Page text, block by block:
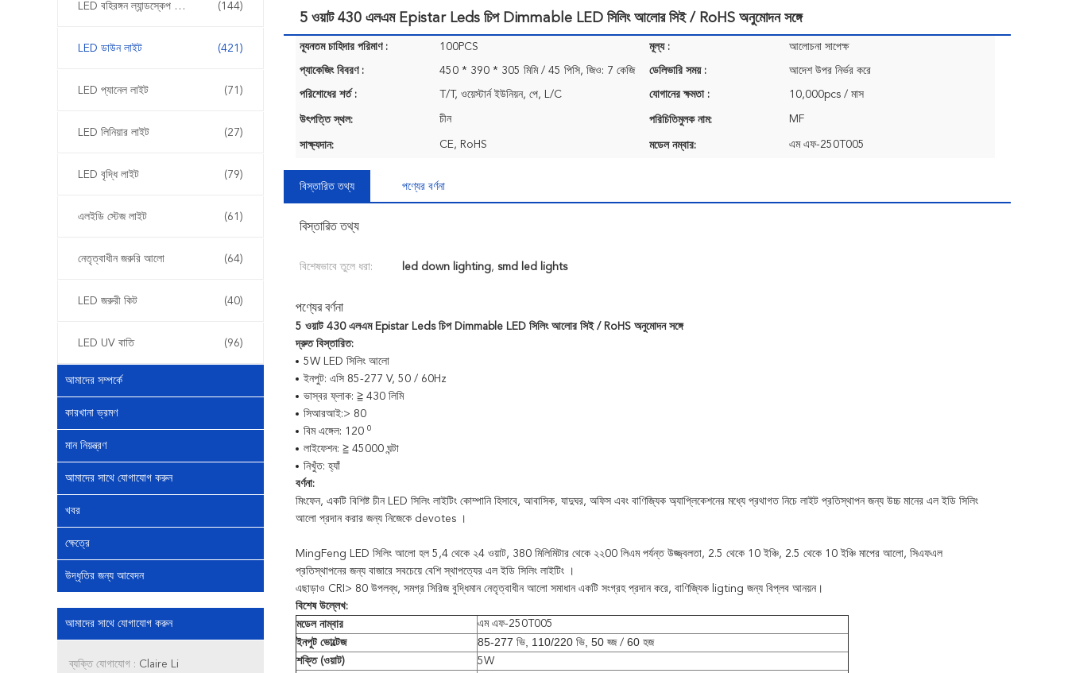
LED বহিরঙ্গন ল্যান্ডস্কেপ আলোর (144)
LED ডাউন লাইট (421)
LED প্যানেল লাইট (71)
LED লিনিয়ার লাইট (27)
LED বৃদ্ধি লাইট (79)
এলইডি স্টেজ লাইট (61)
নেতৃত্বাধীন জরুরি আলো (64)
LED জরুরী কিট (40)
LED UV বাতি (96)
আমাদের সম্পর্কে
কারখানা ভ্রমণ
মান নিয়ন্ত্রণ
আমাদের সাথে যোগাযোগ করুন
খবর
ক্ষেত্রে
উদ্ধৃতির জন্য আবেদন
আমাদের সাথে যোগাযোগ করুন
ব্যক্তি যোগাযোগ : Claire Li
5 ওয়াট 430 এলএম Epistar Leds চিপ Dimmable LED সিলিং আলোর সিই / RoHS অনুমোদন সঙ্গে
ন্যূনতম চাহিদার পরিমাণ : 100PCS মূল্য : আলোচনা সাপেক্ষ
প্যাকেজিং বিবরণ : 450 * 390 * 305 মিমি / 45 পিসি, জিও: 7 কেজি ডেলিভারি সময় : আদেশ উপর নির্ভর করে
পরিশোধের শর্ত : T/T, ওয়েস্টার্ন ইউনিয়ন, পে, L/C যোগানের ক্ষমতা : 10,000pcs / মাস
উৎপত্তি স্থল: চীন পরিচিতিমুলক নাম: MF
সাক্ষ্যদান: CE, RoHS মডেল নম্বার: এম এফ-250T005
বিস্তারিত তথ্য পণ্যের বর্ণনা
বিস্তারিত তথ্য
বিশেষভাবে তুলে ধরা: led down lighting,smd led lights
পণ্যের বর্ণনা
5 ওয়াট 430 এলএম Epistar Leds চিপ Dimmable LED সিলিং আলোর সিই / RoHS অনুমোদন সঙ্গে
দ্রুত বিস্তারিত:
5W LED সিলিং আলো
ইনপুট: এসি 85-277 V, 50 / 60Hz
ভাস্বর ফ্লাক: ≧ 430 লিমি
সিআরআই:> 80
বিম এঙ্গেল: 120 0
লাইফেশন: ≧ 45000 ঘন্টা
নিখুঁত: হ্যাঁ
বর্ণনা:
মিংফেন, একটি বিশিষ্ট চীন LED সিলিং লাইটিং কোম্পানি হিসাবে, আবাসিক, যাদুঘর, অফিস এবং বাণিজ্যিক অ্যাপ্লিকেশনের মধ্যে প্রথাগত নিচে লাইট প্রতিস্থাপন জন্য উচ্চ মানের এল ইডি সিলিং
আলো প্রদান করার জন্য নিজেকে devotes ।
MingFeng LED সিলিং আলো হল 5,4 থেকে ২4 ওয়াট, 380 মিলিমিটার থেকে ২২00 লিএম পর্যন্ত উজ্জ্বলতা, 2.5 থেকে 10 ইঞ্চি, 2.5 থেকে 10 ইঞ্চি মাপের আলো, সিএফএল
প্রতিস্থাপনের জন্য বাজারে সবচেয়ে বেশি স্থাপত্যের এল ইডি সিলিং লাইটিং
।
এছাড়াও CRI> 80 উপলব্ধ, সমগ্র সিরিজ বুদ্ধিমান নেতৃত্বাধীন আলো সমাধান একটি সংগ্রহ প্রদান করে, বাণিজ্যিক ligting জন্য বিপ্লব আনয়ন।
বিশেষ উল্লেখ:
মডেল নাম্বার
এম এফ-250T005
ইনপুট ভোল্টেজ
85-277 ভি, 110/220 ভি, 50 হ্জ/ 60 হজ
শক্তি (ওয়াট)
5W